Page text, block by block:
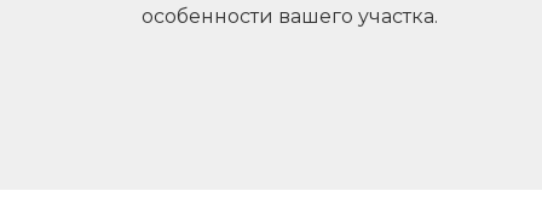
особенности вашего участка.